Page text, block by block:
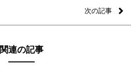
次の記事
関連の記事